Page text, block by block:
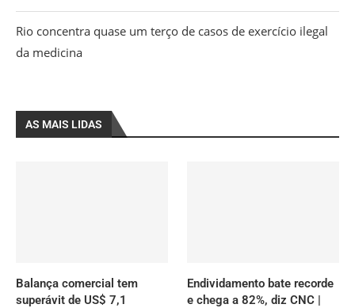
Rio concentra quase um terço de casos de exercício ilegal
da medicina
AS MAIS LIDAS
Balança comercial tem
superávit de US$ 7,1
Endividamento bate recorde
e chega a 82%, diz CNC |